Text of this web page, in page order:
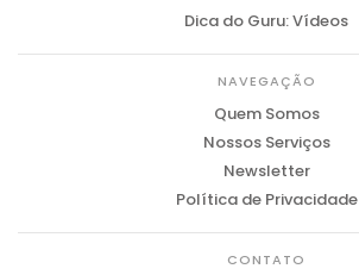
Dica do Guru: Vídeos
NAVEGAÇÃO
Quem Somos
Nossos Serviços
Newsletter
Política de Privacidade
CONTATO